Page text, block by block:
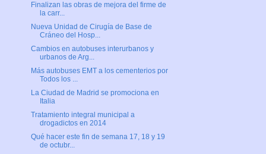
Finalizan las obras de mejora del firme de
la carr...
Nueva Unidad de Cirugía de Base de
Cráneo del Hosp...
Cambios en autobuses interurbanos y
urbanos de Arg...
Más autobuses EMT a los cementerios por
Todos los ...
La Ciudad de Madrid se promociona en
Italia
Tratamiento integral municipal a
drogadictos en 2014
Qué hacer este fin de semana 17, 18 y 19
de octubr...